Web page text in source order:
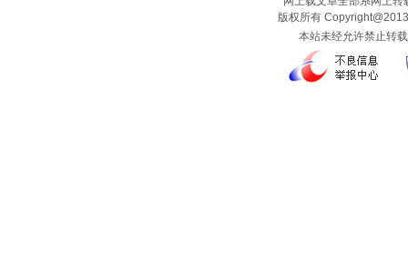
版权所有
本站未经允许禁止转